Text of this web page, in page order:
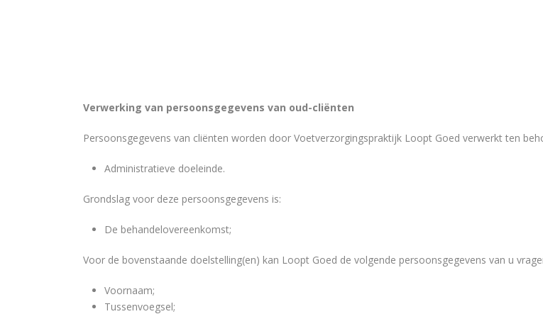
Verwerking van persoonsgegevens van oud-cliënten
Persoonsgegevens van cliënten worden door Voetverzorgingspraktijk Loopt Goed verwerkt ten
Administratieve doeleinde.
Grondslag voor deze persoonsgegevens is:
De behandelovereenkomst;
Voor de bovenstaande doelstelling(en) kan Loopt Goed de volgende persoonsgegevens van u
Voornaam;
Tussenvoegsel;